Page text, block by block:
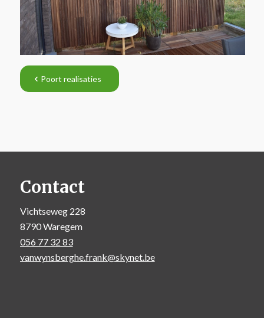
Poort realisaties
Contact
Vichtseweg 228
8790 Waregem
056 77 32 83
vanwynsberghe.frank@skynet.be